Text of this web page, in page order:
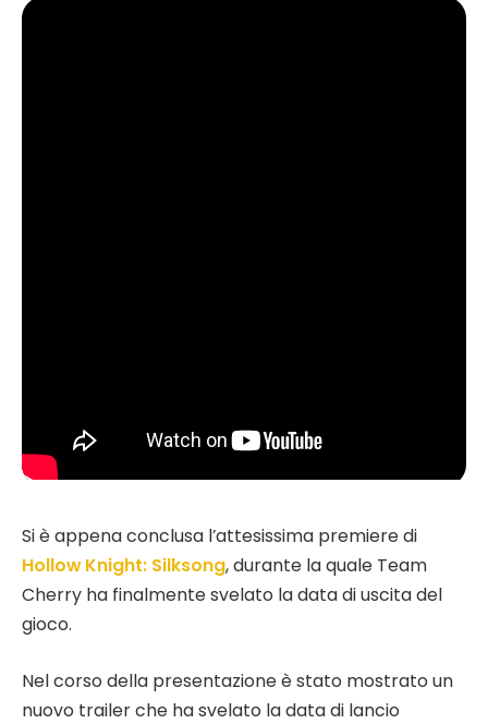
Si è appena conclusa l’attesissima premiere di
Hollow Knight: Silksong, durante la quale Team
Cherry ha finalmente svelato la data di uscita del
gioco.
Nel corso della presentazione è stato mostrato un
nuovo trailer che ha svelato la data di lancio